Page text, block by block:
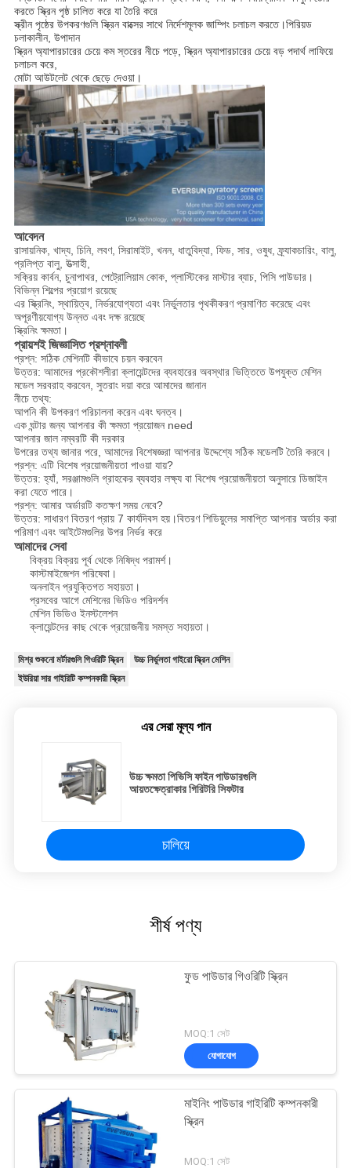
করতে স্ক্রিন পৃষ্ঠ চালিত করে যা তৈরি করে
স্ক্রীন পৃষ্ঠের উপকরণগুলি স্ক্রিন বাক্সের সাথে নির্দেশমূলক জাম্পিং চলাচল করতে।পিরিয়ড
চলাকালীন, উপাদান
স্ক্রিন অ্যাপারচারের চেয়ে কম স্তরের নীচে পড়ে, স্ক্রিন অ্যাপারচারের চেয়ে বড় পদার্থ লাফিয়ে
চলাচল করে,
মোটা আউটলেট থেকে ছেড়ে দেওয়া।
আবেদন
রাসায়নিক, খাদ্য, চিনি, লবণ, সিরামাইট, খনন, ধাতুবিদ্যা, ফিড, সার, ওষুধ, ফ্র্যাকচারিং, বালু,
প্রলিপ্ত বালু, উত্সাহী,
সক্রিয় কার্বন, চুনাপাথর, পেট্রোলিয়াম কোক, প্লাস্টিকের মাস্টার ব্যাচ, পিসি পাউডার।
বিভিন্ন শিল্পের প্রয়োগ রয়েছে
এর স্ক্রিনিং, স্থায়িত্ব, নির্ভরযোগ্যতা এবং নির্ভুলতার পৃথকীকরণ প্রমাণিত করেছে এবং
অপূরণীয়যোগ্য উন্নত এবং দক্ষ রয়েছে
স্ক্রিনিং ক্ষমতা।
প্রায়শই জিজ্ঞাসিত প্রশ্নাবলী
প্রশ্ন: সঠিক মেশিনটি কীভাবে চয়ন করবেন
উত্তর: আমাদের প্রকৌশলীরা ক্লায়েন্টদের ব্যবহারের অবস্থার ভিত্তিতে উপযুক্ত মেশিন
মডেল সরবরাহ করবেন, সুতরাং দয়া করে আমাদের জানান
নীচে তথ্য:
আপনি কী উপকরণ পরিচালনা করেন এবং ঘনত্ব।
এক ঘন্টার জন্য আপনার কী ক্ষমতা প্রয়োজন need
আপনার জাল নম্বরটি কী দরকার
উপরের তথ্য জানার পরে, আমাদের বিশেষজ্ঞরা আপনার উদ্দেশ্যে সঠিক মডেলটি তৈরি করবে।
প্রশ্ন: এটি বিশেষ প্রয়োজনীয়তা পাওয়া যায়?
উত্তর: হ্যাঁ, সরঞ্জামগুলি গ্রাহকের ব্যবহার লক্ষ্য বা বিশেষ প্রয়োজনীয়তা অনুসারে ডিজাইন
করা যেতে পারে।
প্রশ্ন: আমার অর্ডারটি কতক্ষণ সময় নেবে?
উত্তর: সাধারণ বিতরণ প্রায় 7 কার্যদিবস হয়।বিতরণ শিডিয়ুলের সমাপ্তি আপনার অর্ডার করা
পরিমাণ এবং আইটেমগুলির উপর নির্ভর করে
আমাদের সেবা
বিক্রয় বিক্রয় পূর্ব থেকে নিষিদ্ধ পরামর্শ।
কাস্টমাইজেশন পরিষেবা।
অনলাইন প্রযুক্তিগত সহায়তা।
প্রসবের আগে মেশিনের ভিডিও পরিদর্শন
মেশিন ভিডিও ইনস্টলেশন
ক্লায়েন্টদের কাছ থেকে প্রয়োজনীয় সমস্ত সহায়তা।
মিশ্র শুকনো মর্টারগুলি গিওরিটি স্ক্রিন
উচ্চ নির্ভুলতা গাইরো স্ক্রিন মেশিন
ইউরিয়া সার গাইরিটি কম্পনকারী স্ক্রিন
এর সেরা মূল্য পান
উচ্চ ক্ষমতা পিভিসি ফাইন পাউডারগুলি
আয়তক্ষেত্রাকার গিরিটরি সিফটার
চালিয়ে
শীর্ষ পণ্য
ফুড পাউডার গিওরিটি স্ক্রিন
MOQ:1 সেট
যোগাযোগ
মাইনিং পাউডার গাইরিটি কম্পনকারী
স্ক্রিন
MOQ:1 সেট